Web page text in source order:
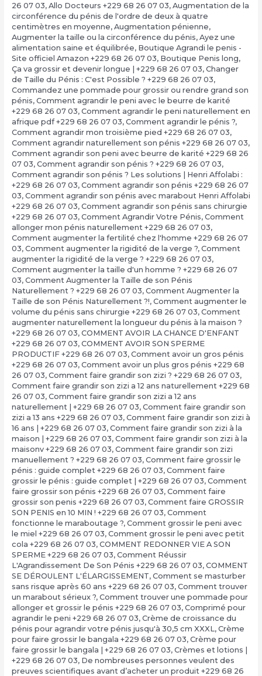
26 07 03, Allo Docteurs +229 68 26 07 03, Augmentation de la
circonférence du pénis de l'ordre de deux à quatre
centimètres en moyenne, Augmentation pénienne,
Augmenter la taille ou la circonférence du pénis, Ayez une
alimentation saine et équilibrée, Boutique Agrandi le penis -
Site officiel Amazon +229 68 26 07 03, Boutique Penis long,
Ça va grossir et devenir longue | +229 68 26 07 03, Changer
de Taille du Pénis : C'est Possible ? +229 68 26 07 03,
Commandez une pommade pour grossir ou rendre grand son
pénis, Comment agrandir le peni avec le beurre de karité
+229 68 26 07 03, Comment agrandir le peni naturellement en
afrique pdf +229 68 26 07 03, Comment agrandir le pénis ?,
Comment agrandir mon troisième pied +229 68 26 07 03,
Comment agrandir naturellement son pénis +229 68 26 07 03,
Comment agrandir son peni avec beurre de karité +229 68 26
07 03, Comment agrandir son pénis ? +229 68 26 07 03,
Comment agrandir son pénis ? Les solutions | Henri Affolabi :
+229 68 26 07 03, Comment agrandir son pénis +229 68 26 07
03, Comment agrandir son pénis avec marabout Henri Affolabi
+229 68 26 07 03, Comment agrandir son pénis sans chirurgie
+229 68 26 07 03, Comment Agrandir Votre Pénis, Comment
allonger mon pénis naturellement +229 68 26 07 03,
Comment augmenter la fertilité chez l'homme +229 68 26 07
03, Comment augmenter la rigidité de la verge ?, Comment
augmenter la rigidité de la verge ? +229 68 26 07 03,
Comment augmenter la taille d'un homme ? +229 68 26 07
03, Comment Augmenter la Taille de son Pénis
Naturellement ? +229 68 26 07 03, Comment Augmenter la
Taille de son Pénis Naturellement ?!, Comment augmenter le
volume du pénis sans chirurgie +229 68 26 07 03, Comment
augmenter naturellement la longueur du pénis à la maison ?
+229 68 26 07 03, COMMENT AVOIR LA CHANCE D'ENFANT
+229 68 26 07 03, COMMENT AVOIR SON SPERME
PRODUCTIF +229 68 26 07 03, Comment avoir un gros pénis
+229 68 26 07 03, Comment avoir un plus gros pénis +229 68
26 07 03, Comment faire grandir son zizi ? +229 68 26 07 03,
Comment faire grandir son zizi a 12 ans naturellement +229 68
26 07 03, Comment faire grandir son zizi a 12 ans
naturellement | +229 68 26 07 03, Comment faire grandir son
zizi a 13 ans +229 68 26 07 03, Comment faire grandir son zizi à
16 ans | +229 68 26 07 03, Comment faire grandir son zizi à la
maison | +229 68 26 07 03, Comment faire grandir son zizi à la
maisonv +229 68 26 07 03, Comment faire grandir son zizi
manuellement ? +229 68 26 07 03, Comment faire grossir le
pénis : guide complet +229 68 26 07 03, Comment faire
grossir le pénis : guide complet | +229 68 26 07 03, Comment
faire grossir son pénis +229 68 26 07 03, Comment faire
grossir son penis +229 68 26 07 03, Comment faire GROSSIR
SON PENIS en 10 MIN ! +229 68 26 07 03, Comment
fonctionne le maraboutage ?, Comment grossir le peni avec
le miel +229 68 26 07 03, Comment grossir le peni avec petit
cola +229 68 26 07 03, COMMENT REDONNER VIE A SON
SPERME +229 68 26 07 03, Comment Réussir
L'Agrandissement De Son Pénis +229 68 26 07 03, COMMENT
SE DÉROULENT L'ÉLARGISSEMENT, Comment se masturber
sans risque après 60 ans +229 68 26 07 03, Comment trouver
un marabout sérieux ?, Comment trouver une pommade pour
allonger et grossir le pénis +229 68 26 07 03, Comprimé pour
agrandir le peni +229 68 26 07 03, Crème de croissance du
pénis pour agrandir votre pénis jusqu'à 30,5 cm XXXL, Crème
pour faire grossir le bangala +229 68 26 07 03, Crème pour
faire grossir le bangala | +229 68 26 07 03, Crèmes et lotions |
+229 68 26 07 03, De nombreuses personnes veulent des
preuves scientifiques avant d’acheter un produit +229 68 26